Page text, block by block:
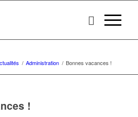
/ Administration / Bonnes vacances !
!